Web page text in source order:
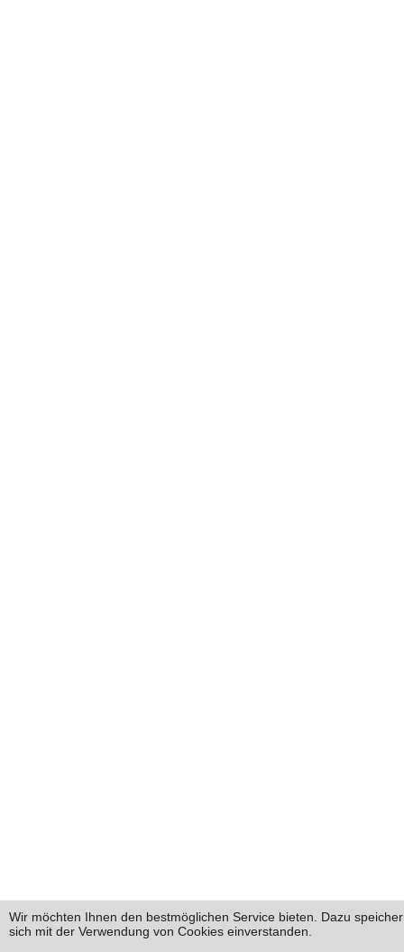
Wir möchten Ihnen den bestmöglichen Service bieten. Dazu
sich mit der Verwendung von Cookies einverstanden.